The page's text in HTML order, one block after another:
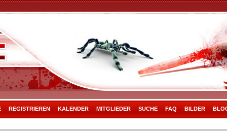
REGISTRIEREN KALENDER MITGLIEDER SUCHE FAQ BILDER